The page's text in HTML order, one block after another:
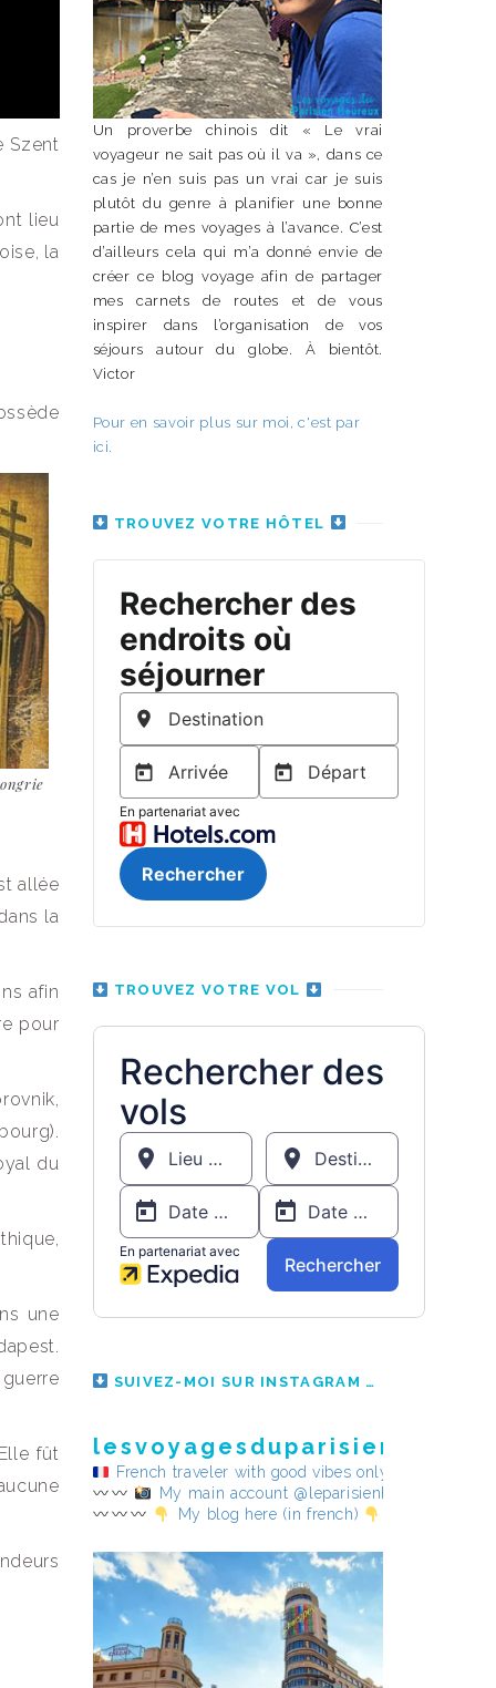
Szent
lieu
la
allée
la
afin
pour
du
une
fût
Un proverbe chinois dit « Le vrai
voyageur ne sait pas où il va », dans ce
cas je n’en suis pas un vrai car je suis
plutôt du genre à planifier une bonne
partie de mes voyages à l’avance. C’est
d’ailleurs cela qui m’a donné envie de
créer ce blog voyage afin de partager
mes carnets de routes et de vous
inspirer dans l’organisation de vos
séjours autour du globe. À bientôt.
Victor
Pour en savoir plus sur moi, c'est par
ici.
TROUVEZ VOTRE HÔTEL
TROUVEZ VOTRE VOL
SUIVEZ-MOI SUR INSTAGRAM
French traveler with good vibes only
My main account @leparisienheureux
My blog here (in french)